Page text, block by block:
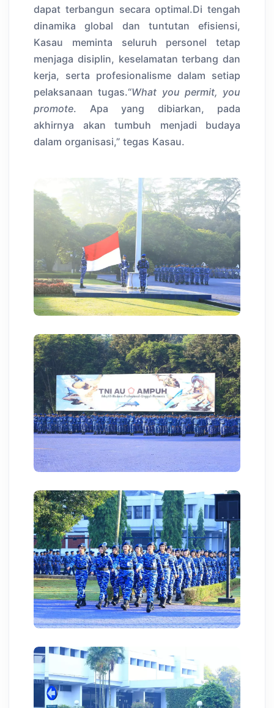
dapat terbangun secara optimal.Di tengah
dinamika global dan tuntutan efisiensi,
Kasau meminta seluruh personel tetap
menjaga disiplin, keselamatan terbang dan
kerja, serta profesionalisme dalam setiap
pelaksanaan tugas.“What you permit, you
promote. Apa yang dibiarkan, pada
akhirnya akan tumbuh menjadi budaya
dalam organisasi,” tegas Kasau.